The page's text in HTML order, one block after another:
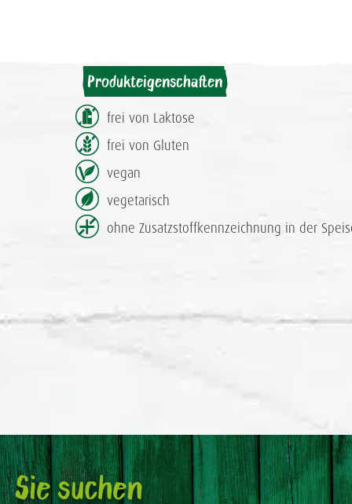
Produkteigenschaften
frei von Laktose
frei von Gluten
vegan
vegetarisch
ohne Zusatzstoff­kennzeichnung in der
Sie suchen